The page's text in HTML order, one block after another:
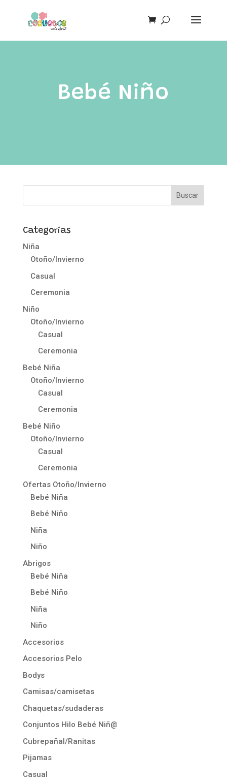
Bebé Niño
Buscar
Categorías
Niña
Otoño/Invierno
Casual
Ceremonia
Niño
Otoño/Invierno
Casual
Ceremonia
Bebé Niña
Otoño/Invierno
Casual
Ceremonia
Bebé Niño
Otoño/Invierno
Casual
Ceremonia
Ofertas Otoño/Invierno
Bebé Niña
Bebé Niño
Niña
Niño
Abrigos
Bebé Niña
Bebé Niño
Niña
Niño
Accesorios
Accesorios Pelo
Bodys
Camisas/camisetas
Chaquetas/sudaderas
Conjuntos Hilo Bebé Niñ@
Cubrepañal/Ranitas
Pijamas
Casual